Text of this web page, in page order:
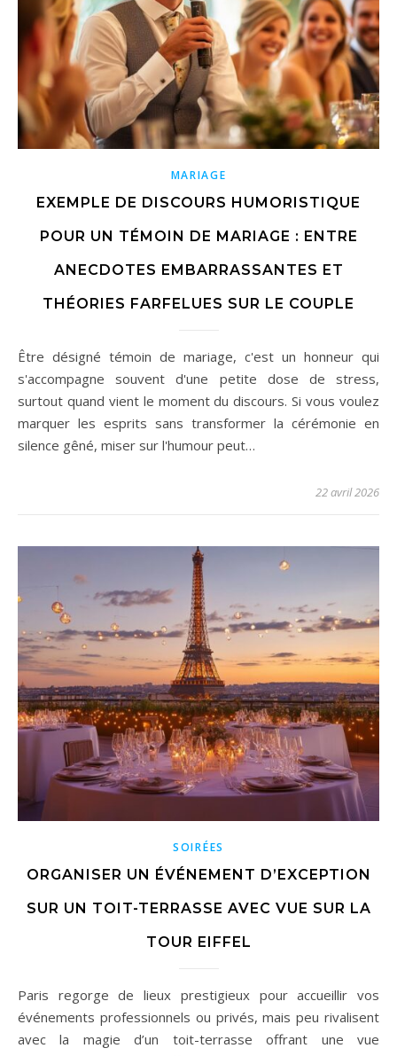
MARIAGE
EXEMPLE DE DISCOURS HUMORISTIQUE
POUR UN TÉMOIN DE MARIAGE : ENTRE
ANECDOTES EMBARRASSANTES ET
THÉORIES FARFELUES SUR LE COUPLE
Être désigné témoin de mariage, c'est un honneur qui
s'accompagne souvent d'une petite dose de stress,
surtout quand vient le moment du discours. Si vous voulez
marquer les esprits sans transformer la cérémonie en
silence gêné, miser sur l'humour peut…
22 avril 2026
SOIRÉES
ORGANISER UN ÉVÉNEMENT D’EXCEPTION
SUR UN TOIT-TERRASSE AVEC VUE SUR LA
TOUR EIFFEL
Paris regorge de lieux prestigieux pour accueillir vos
événements professionnels ou privés, mais peu rivalisent
avec la magie d’un toit-terrasse offrant une vue